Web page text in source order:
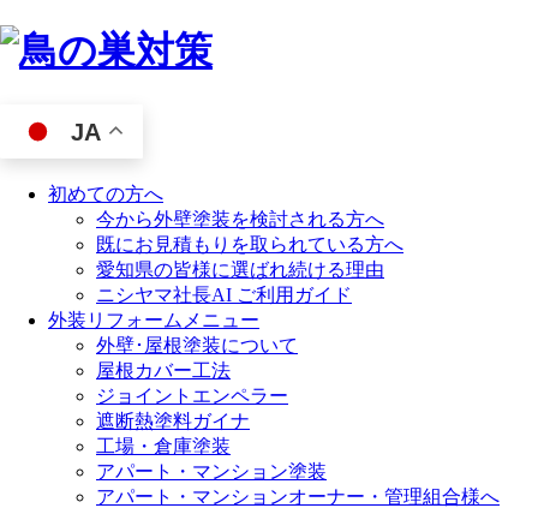
JA
初めての方へ
今から外壁塗装を検討される方へ
既にお見積もりを取られている方へ
愛知県の皆様に選ばれ続ける理由
ニシヤマ社長AI ご利用ガイド
外装リフォームメニュー
外壁･屋根塗装について
屋根カバー工法
ジョイントエンペラー
遮断熱塗料ガイナ
工場・倉庫塗装
アパート・マンション塗装
アパート・マンションオーナー・管理組合様へ